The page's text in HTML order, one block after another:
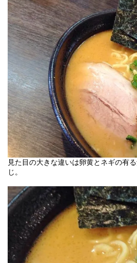
見た目の大きな違いは卵黄とネギの有
じ。